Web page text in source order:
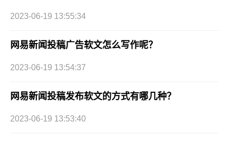
2023-06-19 13:55:34
网易新闻投稿广告软文怎么写作呢？
2023-06-19 13:54:37
网易新闻投稿发布软文的方式有哪几种？
2023-06-19 13:53:40